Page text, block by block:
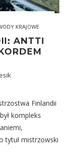
KRAJOWE
ANTTI
Finlandii
kompleks
tytuł mistrzowski